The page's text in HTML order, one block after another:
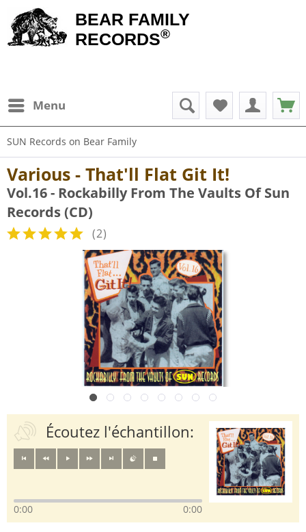
BEAR FAMILY
RECORDS®
Menu
SUN Records on Bear Family
Various - That'll Flat Git It!
Vol.16 - Rockabilly From The Vaults Of Sun
Records (CD)
(2)
Écoutez l'échantillon:
0:00 0:00